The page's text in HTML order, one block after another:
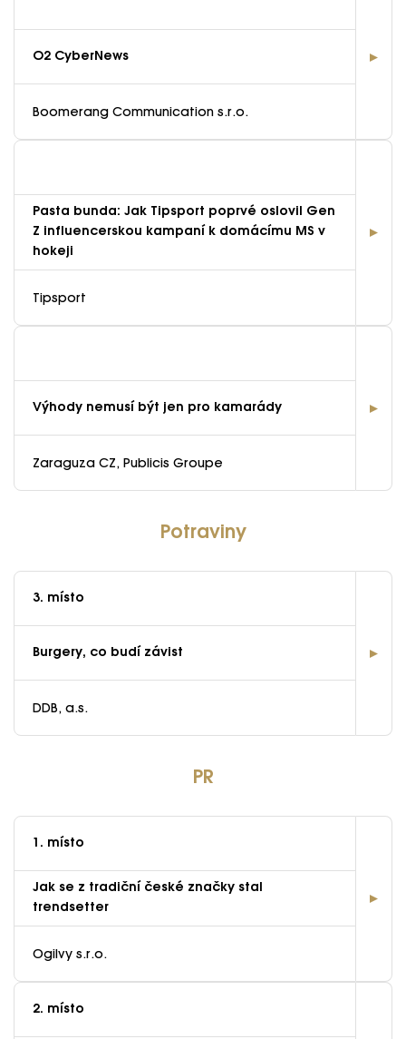
O2 CyberNews
Boomerang Communication s.r.o.
Pasta bunda: Jak Tipsport poprvé oslovil Gen
Z influencerskou kampaní k domácímu MS v
hokeji
Tipsport
Výhody nemusí být jen pro kamarády
Zaraguza CZ, Publicis Groupe
Potraviny
3. místo
Burgery, co budí závist
DDB, a.s.
PR
1. místo
Jak se z tradiční české značky stal
trendsetter
Ogilvy s.r.o.
2. místo